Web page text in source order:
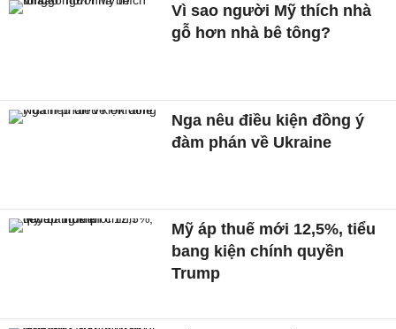
Vì sao người Mỹ thích nhà
gỗ hơn nhà bê tông?
Nga nêu điều kiện đồng ý
đàm phán về Ukraine
Mỹ áp thuế mới 12,5%, tiểu
bang kiện chính quyền
Trump